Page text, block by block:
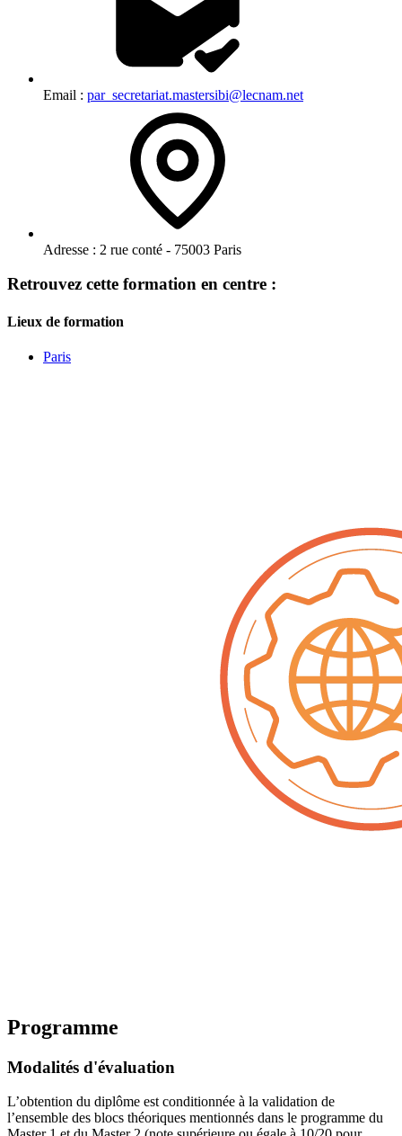
Email : par_secretariat.mastersibi@lecnam.net
Adresse : 2 rue conté - 75003 Paris
Retrouvez cette formation en centre :
Lieux de formation
Paris
Programme
Modalités d'évaluation
L’obtention du diplôme est conditionnée à la validation de
l’ensemble des blocs théoriques mentionnés dans le programme du